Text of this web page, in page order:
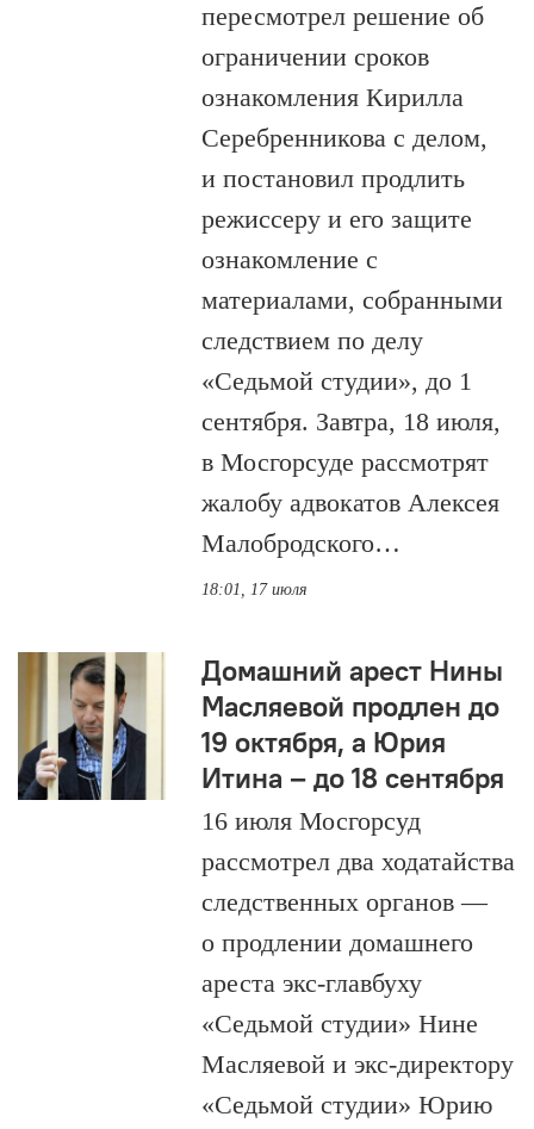
пересмотрел решение об
ограничении сроков
ознакомления Кирилла
Серебренникова с делом,
и постановил продлить
режиссеру и его защите
ознакомление с
материалами, собранными
следствием по делу
«Седьмой студии», до 1
сентября. Завтра, 18 июля,
в Мосгорсуде рассмотрят
жалобу адвокатов Алексея
Малобродского…
18:01, 17 июля
Домашний арест Нины
Масляевой продлен до
19 октября, а Юрия
Итина – до 18 сентября
16 июля Мосгорсуд
рассмотрел два ходатайства
следственных органов —
о продлении домашнего
ареста экс-главбуху
«Седьмой студии» Нине
Масляевой и экс-директору
«Седьмой студии» Юрию